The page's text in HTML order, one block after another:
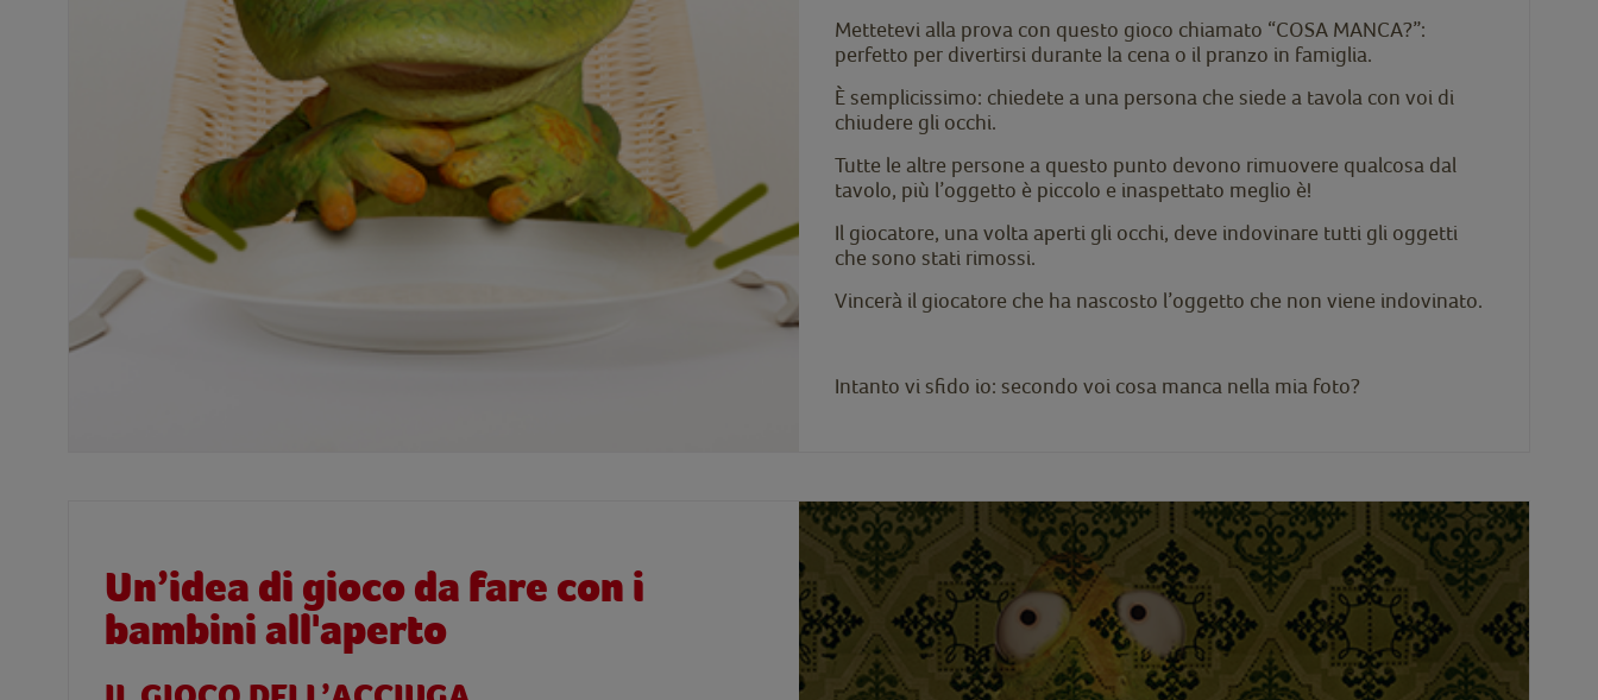
Mettetevi alla prova con questo gioco chiamato “COSA MANCA?”:
perfetto per divertirsi durante la cena o il pranzo in famiglia.
È semplicissimo: chiedete a una persona che siede a tavola con voi di
chiudere gli occhi.
Tutte le altre persone a questo punto devono rimuovere qualcosa dal
tavolo, più l’oggetto è piccolo e inaspettato meglio è!
Il giocatore, una volta aperti gli occhi, deve indovinare tutti gli oggetti
che sono stati rimossi.
Vincerà il giocatore che ha nascosto l’oggetto che non viene indovinato.
Intanto vi sfido io: secondo voi cosa manca nella mia foto?
Un’idea di gioco da fare con i
bambini all'aperto